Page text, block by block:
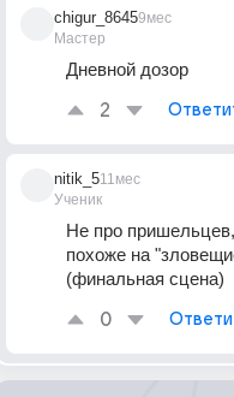
chigur_8645
Мастер
9мес
Дневной дозор
2
nitik_5
Ученик
11мес
Не про
похоже на
(финальная сцена)
0